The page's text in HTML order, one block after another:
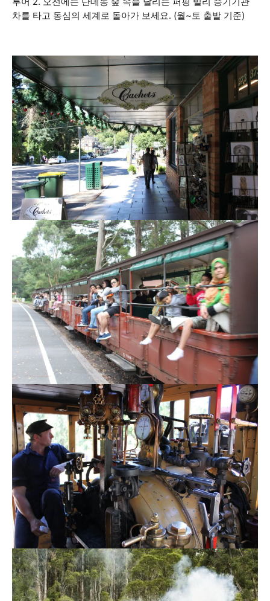
차를 타고 동심의 세계로 돌아가 보세요. (월~토 출발 기준)